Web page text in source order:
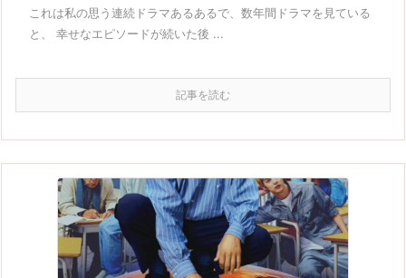
これは私の思う連続ドラマあるあるで、数年間ドラマを見ている
と、 幸せなエピソードが続いた後 ...
記事を読む